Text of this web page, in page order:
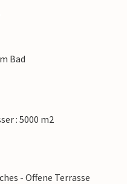
Bad
: 5000 m2
- Offene Terrasse